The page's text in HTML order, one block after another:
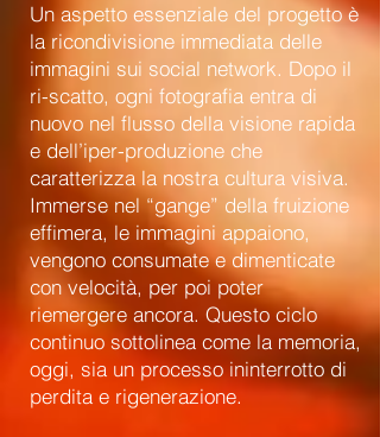
Un aspetto essenziale del progetto è
la ricondivisione immediata delle
immagini sui social network. Dopo il
ri-scatto, ogni fotografia entra di
nuovo nel flusso della visione rapida
e dell’iper-produzione che
caratterizza la nostra cultura visiva.
Immerse nel “gange” della fruizione
effimera, le immagini appaiono,
vengono consumate e dimenticate
con velocità, per poi poter
riemergere ancora. Questo ciclo
continuo sottolinea come la memoria,
oggi, sia un processo ininterrotto di
perdita e rigenerazione.